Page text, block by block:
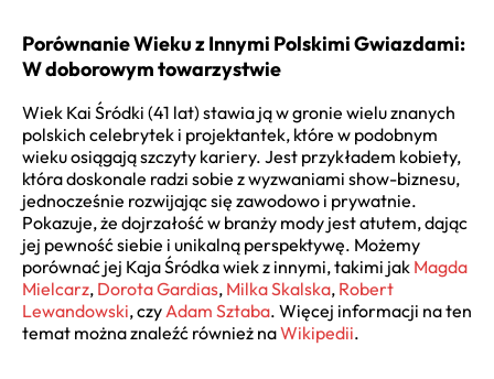
Porównanie Wieku z Innymi Polskimi Gwiazdami:
W doborowym towarzystwie
Wiek Kai Śródki (41 lat) stawia ją w gronie wielu znanych
polskich celebrytek i projektantek, które w podobnym
wieku osiągają szczyty kariery. Jest przykładem kobiety,
która doskonale radzi sobie z wyzwaniami show-biznesu,
jednocześnie rozwijając się zawodowo i prywatnie.
Pokazuje, że dojrzałość w branży mody jest atutem, dając
jej pewność siebie i unikalną perspektywę. Możemy
porównać jej Kaja Śródka wiek z innymi, takimi jak Magda
Mielcarz, Dorota Gardias, Milka Skalska, Robert
Lewandowski, czyAdam Sztaba. Więcej informacji na ten
temat można znaleźć również naWikipedii.